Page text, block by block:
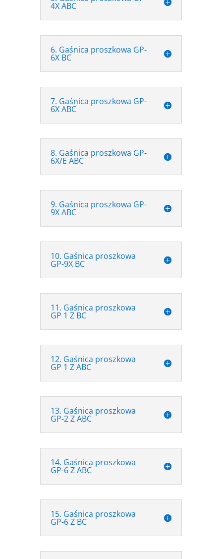
4X ABC
6. Gaśnica proszkowa GP-
6X BC
7. Gaśnica proszkowa GP-
6X ABC
8. Gaśnica proszkowa GP-
6X/E ABC
9. Gaśnica proszkowa GP-
9X ABC
10. Gaśnica proszkowa
GP-9X BC
11. Gaśnica proszkowa
GP 1 Z BC
12. Gaśnica proszkowa
GP 1 Z ABC
13. Gaśnica proszkowa
GP-2 Z ABC
14. Gaśnica proszkowa
GP-6 Z ABC
15. Gaśnica proszkowa
GP-6 Z BC